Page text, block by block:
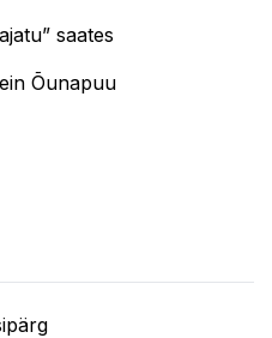
saates
Õunapuu